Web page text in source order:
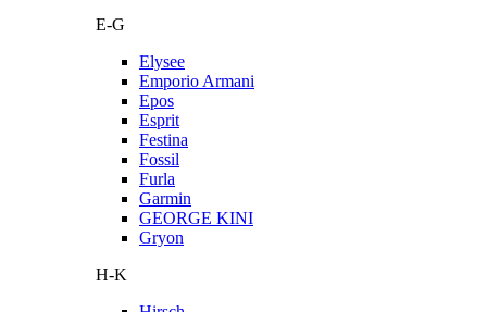
E-G
Elysee
Emporio Armani
Epos
Esprit
Festina
Fossil
Furla
Garmin
GEORGE KINI
Gryon
H-K